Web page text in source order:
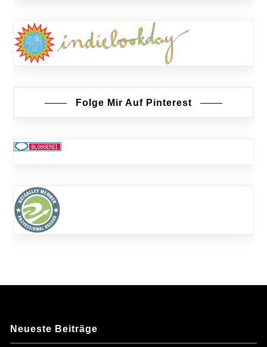
Folge Mir Auf Pinterest
Neueste Beiträge